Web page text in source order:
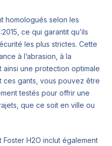
homologués selon les
ce qui garantit qu’ils
les plus strictes. Cette
à l’abrasion, à la
ainsi une protection optimale
ces gants, vous pouvez être
testés pour offrir une
que ce soit en ville ou
Foster H2O inclut également